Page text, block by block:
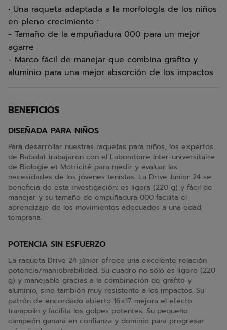
• Una raqueta adaptada a la morfología de los niños
en pleno crecimiento :
- Tamaño de la empuñadura 000 para un mejor
agarre
- Marco fácil de manejar que combina grafito y
aluminio para una mejor absorción de los impactos
BENEFICIOS
DISEÑADA PARA NIÑOS
Para desarrollar nuestras raquetas para niños, los expertos
de Babolat trabajaron con el Laboratoire Inter-universitaire
de Biologie et Motricité para medir y evaluar las
necesidades de los jóvenes tenistas. La Drive Junior 24 se
beneficia de esta investigación: es ligera (220 g) y fácil de
manejar y su tamaño de empuñadura 000 facilita el
aprendizaje de los movimientos adecuados a una edad
temprana.
POTENCIA SIN ESFUERZO
La raqueta Drive 24 júnior ofrece una excelente relación
potencia/maniobrabilidad. Su cuadro no sólo es ligero (220
g) y manejable gracias a la combinación de grafito y
aluminio, sino también muy resistente a los impactos. Su
patrón de encordado abierto 16x17 mejora el efecto
trampolín y facilita los golpes potentes. Su pequeño
campeón ganará en confianza y dominio para progresar